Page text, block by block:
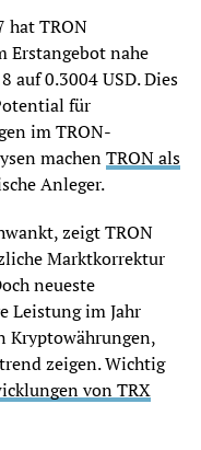
hat TRON
Erstangebot nahe
auf 0.3004 USD. Dies
für
im TRON-
machenTRON als
Anleger.
zeigt TRON
Marktkorrektur
neueste
Leistung im Jahr
Kryptowährungen,
zeigen. Wichtig
von TRX